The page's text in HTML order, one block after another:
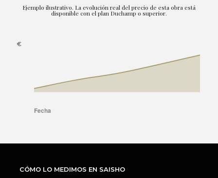
Ejemplo ilustrativo. La evolución real del precio de esta obra está
disponible con el plan Duchamp o superior.
CÓMO LO MEDIMOS EN SAISHO